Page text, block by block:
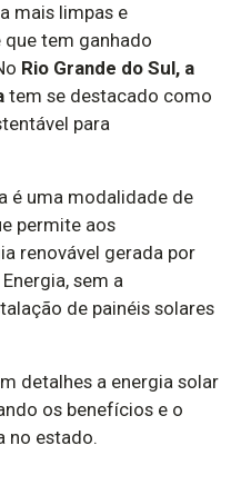
mais limpas e
tem ganhado
Rio Grande do Sul, a
tem se destacado como
para
é uma modalidade de
permite aos
renovável gerada por
sem a
de painéis solares
detalhes a energia solar
os benefícios e o
no estado.